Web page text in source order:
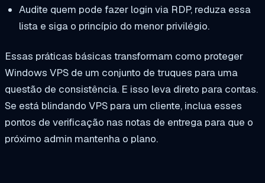
Audite quem pode fazer login via RDP, reduza essa
lista e siga o princípio do menor privilégio.
Essas práticas básicas transformam como proteger
Windows VPS de um conjunto de truques para uma
questão de consistência. E isso leva direto para contas.
Se está blindando VPS para um cliente, inclua esses
pontos de verificação nas notas de entrega para que o
próximo admin mantenha o plano.